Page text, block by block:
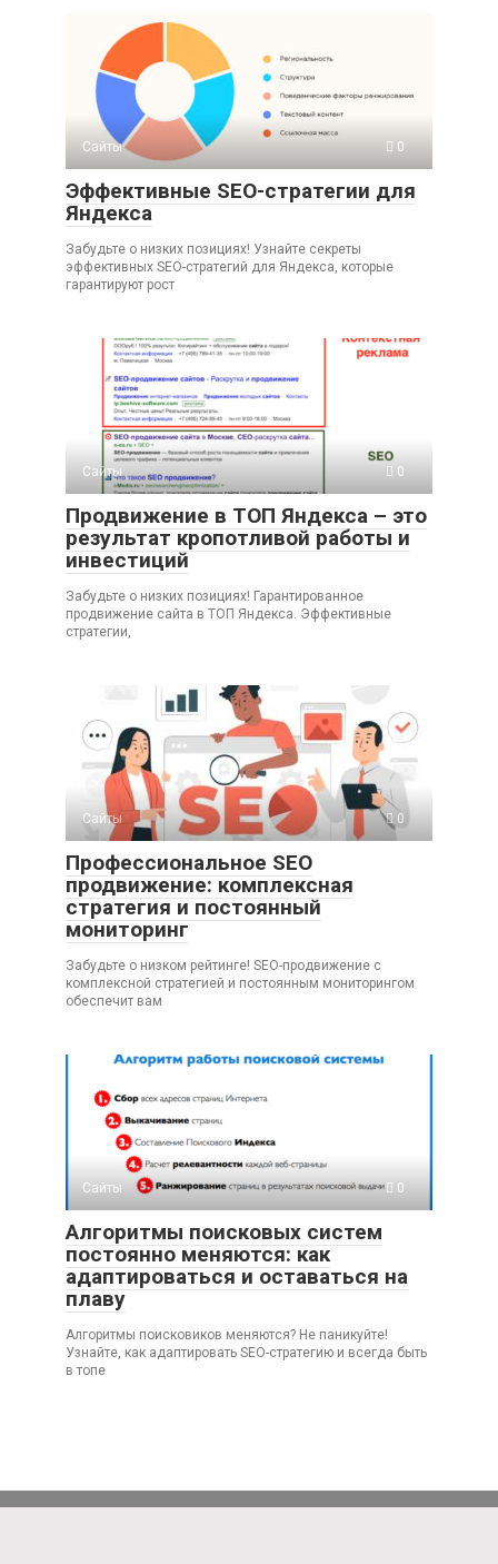
Сайты 0
Эффективные SEO-стратегии для
Яндекса
Забудьте о низких позициях! Узнайте секреты
эффективных SEO-стратегий для Яндекса, которые
гарантируют рост
Сайты 0
Продвижение в ТОП Яндекса – это
результат кропотливой работы и
инвестиций
Забудьте о низких позициях! Гарантированное
продвижение сайта в ТОП Яндекса. Эффективные
стратегии,
Сайты 0
Профессиональное SEO
продвижение: комплексная
стратегия и постоянный
мониторинг
Забудьте о низком рейтинге! SEO-продвижение с
комплексной стратегией и постоянным мониторингом
обеспечит вам
Сайты 0
Алгоритмы поисковых систем
постоянно меняются: как
адаптироваться и оставаться на
плаву
Алгоритмы поисковиков меняются? Не паникуйте!
Узнайте, как адаптировать SEO-стратегию и всегда быть
в топе